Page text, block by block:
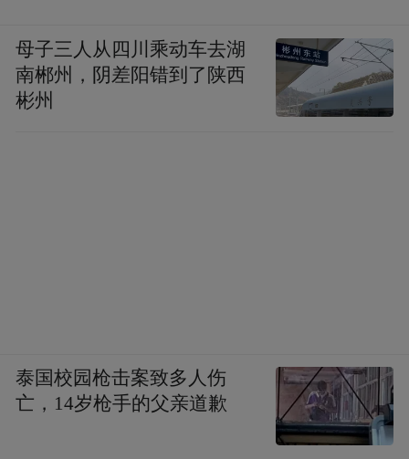
母子三人从四川乘动车去湖
南郴州，阴差阳错到了陕西
彬州
泰国校园枪击案致多人伤
亡，14岁枪手的父亲道歉